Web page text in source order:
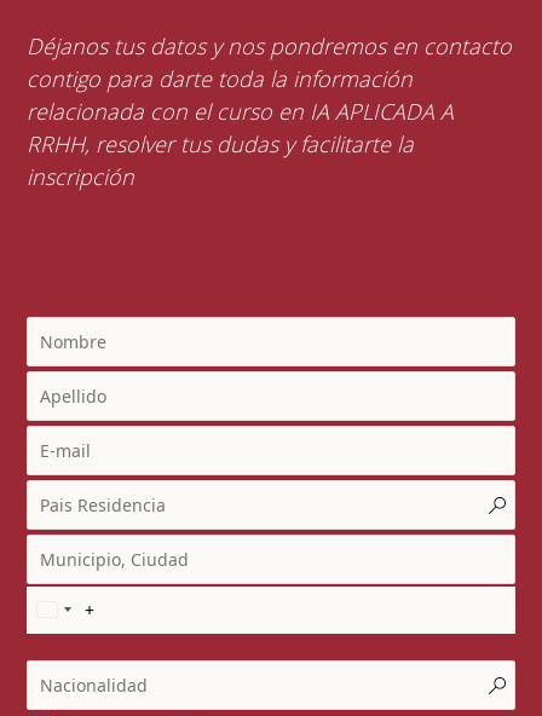
Déjanos tus datos y nos pondremos en contacto
contigo para darte toda la información
relacionada con el curso en IA APLICADA A
RRHH, resolver tus dudas y facilitarte la
inscripción